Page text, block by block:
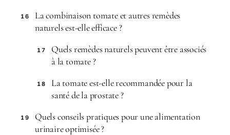
16
La combinaison tomate et autres remèdes
naturels est-elle efficace ?
17
Quels remèdes naturels peuvent être associés
à la tomate ?
18
La tomate est-elle recommandée pour la
santé de la prostate ?
19
Quels conseils pratiques pour une alimentation
urinaire optimisée ?